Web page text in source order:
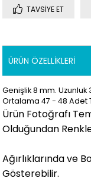
TAVSIYE ET
ÜRÜN ÖZELLIKLERI
Genişlik 8 mm. Uzunluk
Ortalama 47 - 48 Adet
Ürün Fotoğrafı
Olduğundan
Ağırlıklarında ve
Gösterebilir.